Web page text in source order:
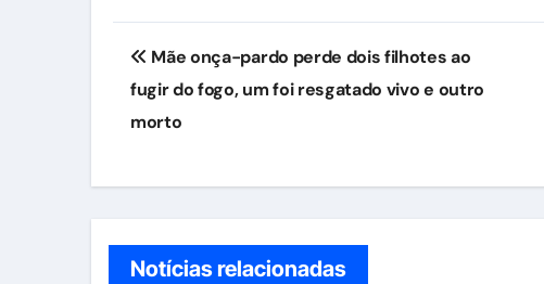
Navegação
de
Post
Mãe onça-pardo perde dois filhotes ao
fugir do fogo, um foi resgatado vivo e outro
morto
Notícias relacionadas